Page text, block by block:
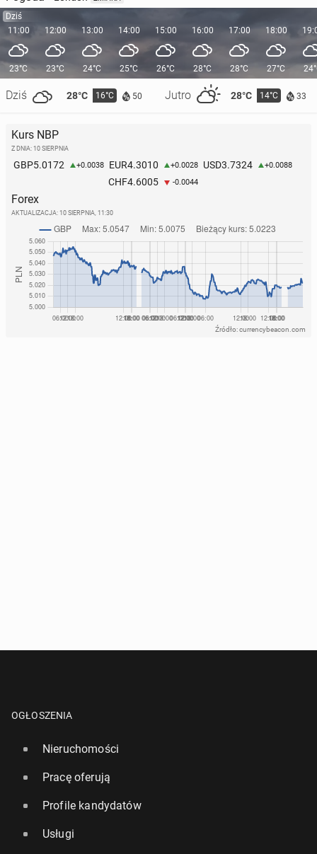
Dziś
11:00
23°C
Dziś 28°C 16°C 50 Jutro 28°C 14°C 33
12:00
23°C
13:00
24°C
14:00
25°C
15:00
26°C
16:00
28°C
17:00
28°C
18:00
27°C
Kurs NBP
Z DNIA: 10 SIERPNIA
GBP5.0172 +0.0038 EUR4.3010 +0.0028 USD3.7324 +0.0088
CHF4.6005 -0.0044
Forex
AKTUALIZACJA: 10 SIERPNIA, 11:30
Źródło: currencybeacon.com
OGŁOSZENIA
Nieruchomości
Pracę oferują
Profile kandydatów
Usługi